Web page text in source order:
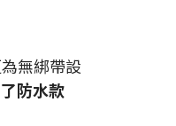
無綁帶設
防水款